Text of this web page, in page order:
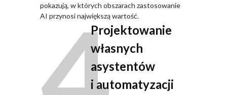
pokazują, w których obszarach zastosowanie
AI przynosi największą wartość.
Projektowanie
własnych
asystentów
i automatyzacji